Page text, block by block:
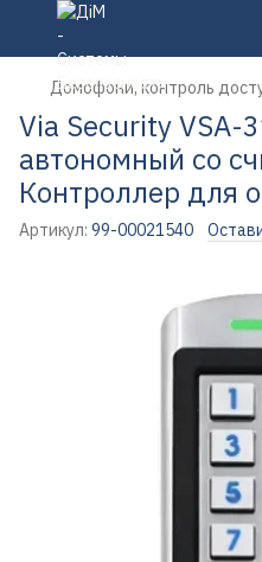
Домофони, контроль
Via Security VSA-
автономный со
Контроллер для
Артикул: 99-00021540